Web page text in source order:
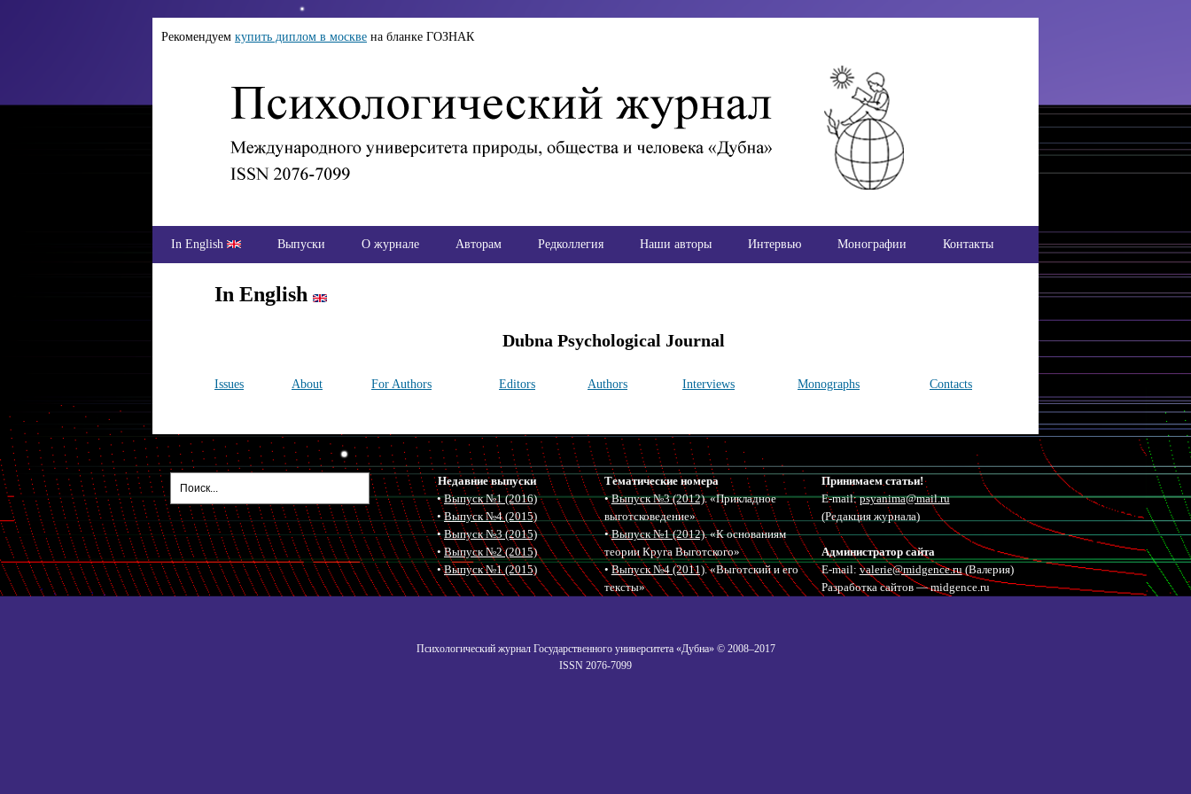
Рекомендуем купить диплом в москве на бланке ГОЗНАК
In English Выпуски О журнале Авторам Редколлегия Наши авторы Интервью Монографии Контакты
In English
Dubna Psychological Journal
Issues About For Authors Editors Authors Interviews Monographs Contacts
Недавние выпуски
•Выпуск №1 (2016)
•Выпуск №4 (2015)
•Выпуск №3 (2015)
•Выпуск №2 (2015)
•Выпуск №1 (2015)
Тематические номера
•Выпуск №3 (2012). «Прикладное
выготсковедение»
•Выпуск №1 (2012). «К основаниям
теории Круга Выготского»
•Выпуск №4 (2011). «Выготский и его
тексты»
Принимаем статьи!
E-mail:psyanima@mail.ru
(Редакция журнала)
Администратор сайта
E-mail: valerie@midgence.ru(Валерия)
Разработка сайтов — midgence.ru
Психологический журнал Государственного университета «Дубна» © 2008–2017
ISSN 2076-7099